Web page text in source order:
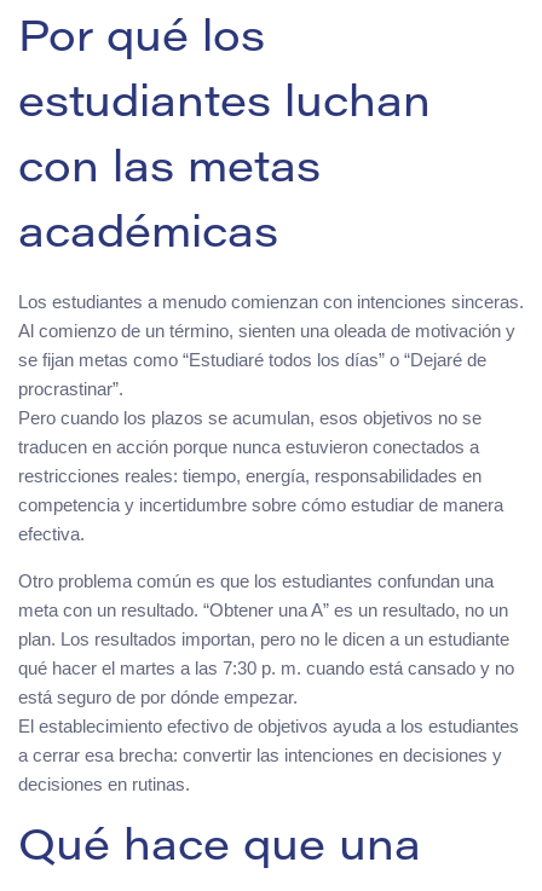
Por qué los
estudiantes luchan
con las metas
académicas
Los estudiantes a menudo comienzan con intenciones sinceras.
Al comienzo de un término, sienten una oleada de motivación y
se fijan metas como “Estudiaré todos los días” o “Dejaré de
procrastinar”.
Pero cuando los plazos se acumulan, esos objetivos no se
traducen en acción porque nunca estuvieron conectados a
restricciones reales: tiempo, energía, responsabilidades en
competencia y incertidumbre sobre cómo estudiar de manera
efectiva.
Otro problema común es que los estudiantes confundan una
meta con un resultado. “Obtener una A” es un resultado, no un
plan. Los resultados importan, pero no le dicen a un estudiante
qué hacer el martes a las 7:30 p. m. cuando está cansado y no
está seguro de por dónde empezar.
El establecimiento efectivo de objetivos ayuda a los estudiantes
a cerrar esa brecha: convertir las intenciones en decisiones y
decisiones en rutinas.
Qué hace que una